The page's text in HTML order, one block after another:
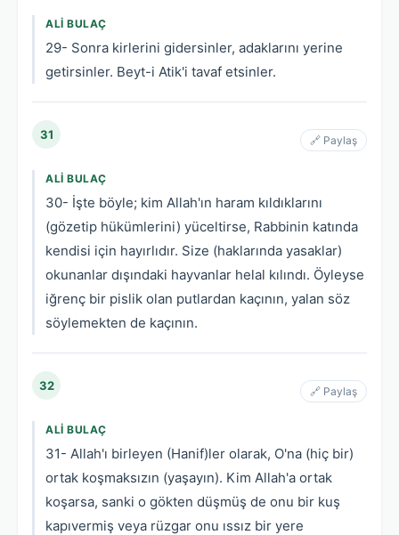
ALI BULAÇ
29- Sonra kirlerini gidersinler, adaklarını yerine
getirsinler. Beyt-i Atik'i tavaf etsinler.
31 🔗 Paylaş
ALI BULAÇ
30- İşte böyle; kim Allah'ın haram kıldıklarını
(gözetip hükümlerini) yüceltirse, Rabbinin katında
kendisi için hayırlıdır. Size (haklarında yasaklar)
okunanlar dışındaki hayvanlar helal kılındı. Öyleyse
iğrenç bir pislik olan putlardan kaçının, yalan söz
söylemekten de kaçının.
32 🔗 Paylaş
ALI BULAÇ
31- Allah'ı birleyen (Hanif)ler olarak, O'na (hiç bir)
ortak koşmaksızın (yaşayın). Kim Allah'a ortak
koşarsa, sanki o gökten düşmüş de onu bir kuş
kapıvermiş veya rüzgar onu ıssız bir yere